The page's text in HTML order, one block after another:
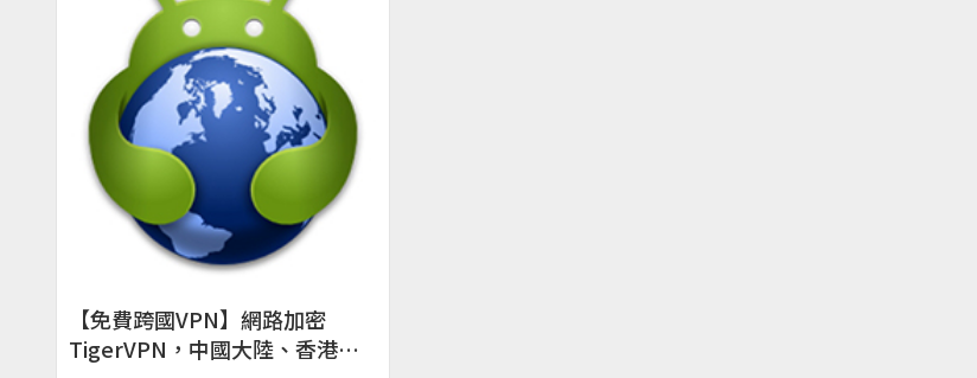
【免費跨國VPN】網路加密
TigerVPN，中國大陸、香港、